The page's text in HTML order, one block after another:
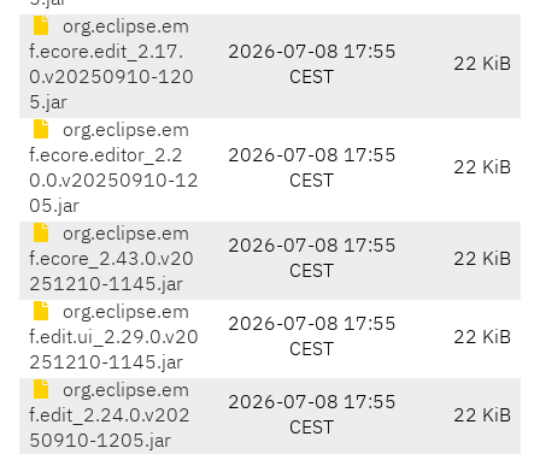
org.eclipse.em
f.ecore.edit_2.17.
0.v20250910-120
5.jar
2026-07-08 17:55
CEST
22 KiB
org.eclipse.em
f.ecore.editor_2.2
0.0.v20250910-12
05.jar
2026-07-08 17:55
CEST
22 KiB
org.eclipse.em
f.ecore_2.43.0.v20
251210-1145.jar
2026-07-08 17:55
CEST
22 KiB
org.eclipse.em
f.edit.ui_2.29.0.v20
251210-1145.jar
2026-07-08 17:55
CEST
22 KiB
org.eclipse.em
f.edit_2.24.0.v202
50910-1205.jar
2026-07-08 17:55
CEST
22 KiB